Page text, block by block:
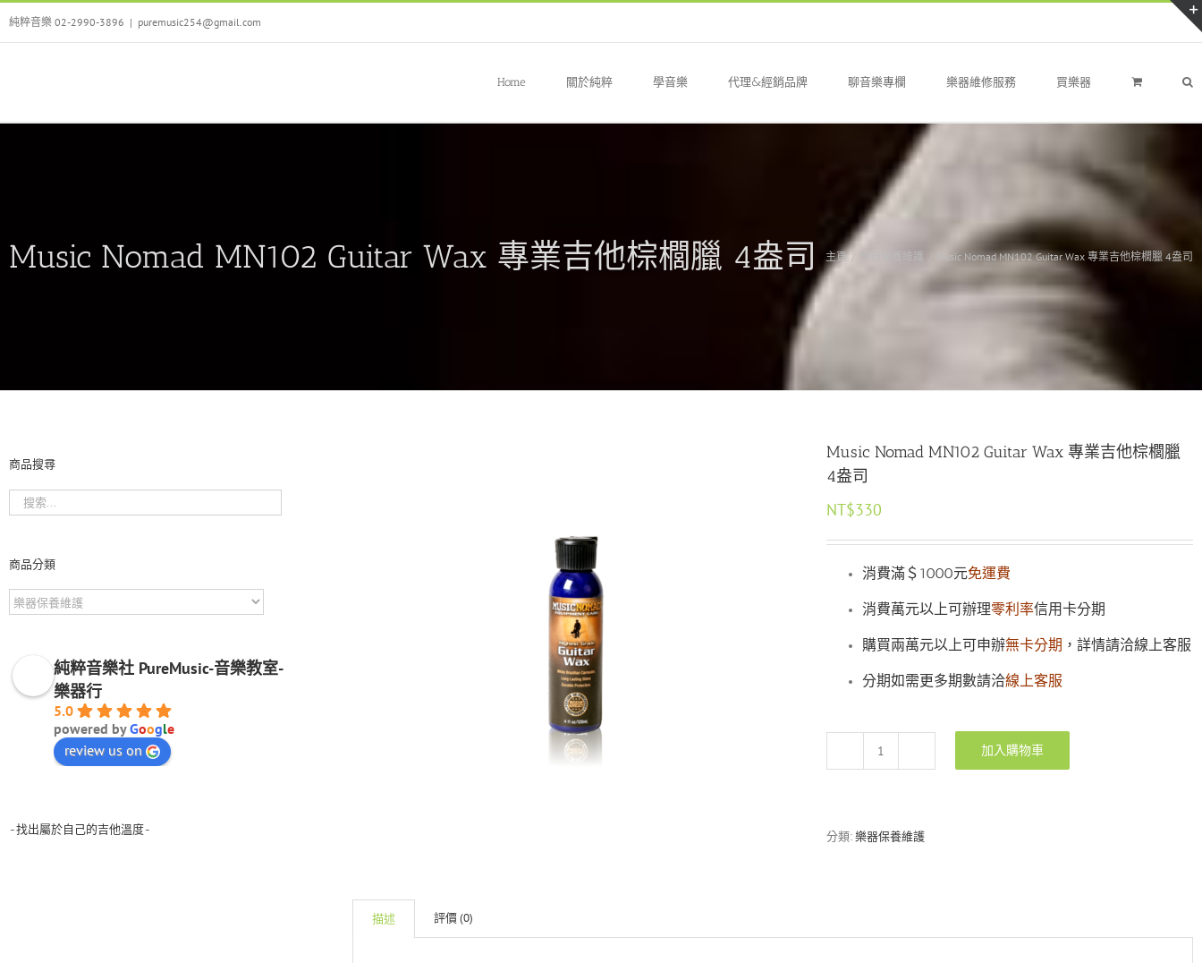
Skip
content
純粹音樂 02-2990-3896 | puremusic254@gmail.com
Home 關於純粹 學音樂 代理&經銷品牌 聊音樂專欄 樂器維修服務 買樂器
Music Nomad MN102 Guitar Wax 專業吉他棕櫚臘 4盎司 主頁 樂器保養維護 Music Nomad MN102 Guitar Wax 專業吉他棕櫚臘 4盎司
Music Nomad MN102 Guitar Wax 專業吉他棕櫚臘
4盎司
NT$330
消費滿＄1000元免運費
消費萬元以上可辦理零利率信用卡分期
購買兩萬元以上可申辦無卡分期 ，詳情請洽線上客服
分期如需更多期數請洽線上客服
Music
Wax
櫚
加入購物車
分類:樂器保養維護
描述 評價 (0)
商品搜尋
商品分類
純粹音樂社 PureMusic-音樂教室-
樂器行
5.0
powered byGoogle
review us on
-找出屬於自己的吉他溫度-